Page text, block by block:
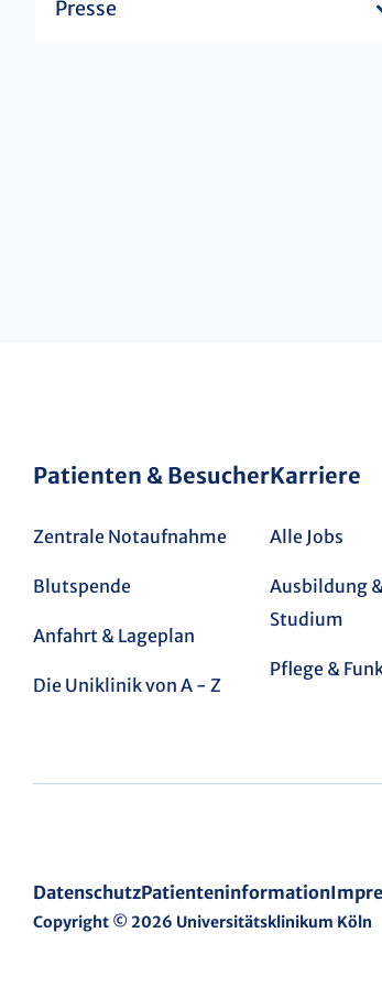
Presse
Patienten & Besucher
Zentrale Notaufnahme
Blutspende
Anfahrt & Lageplan
Die Uniklinik von A - Z
Karriere
Alle Jobs
Ausbildung
Studium
Pflege &
DatenschutzPatienteninformation
Copyright © 2026 Universitätsklinikum Köln